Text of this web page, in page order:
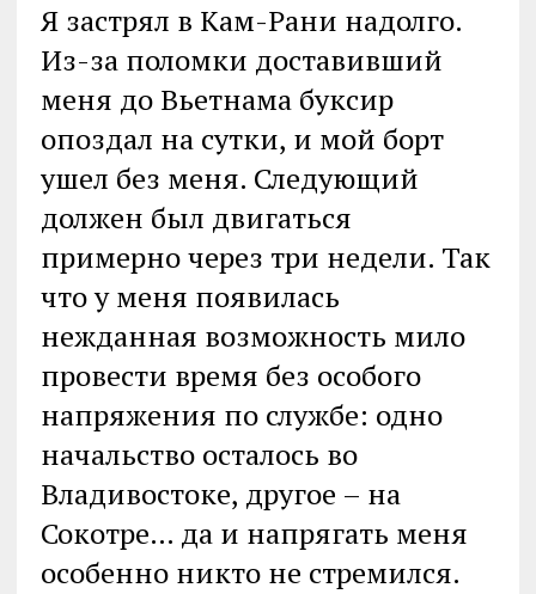
Я застрял в Кам-Рани надолго.
Из-за поломки доставивший
меня до Вьетнама буксир
опоздал на сутки, и мой борт
ушел без меня. Следующий
должен был двигаться
примерно через три недели. Так
что у меня появилась
нежданная возможность мило
провести время без особого
напряжения по службе: одно
начальство осталось во
Владивостоке, другое – на
Сокотре… да и напрягать меня
особенно никто не стремился.